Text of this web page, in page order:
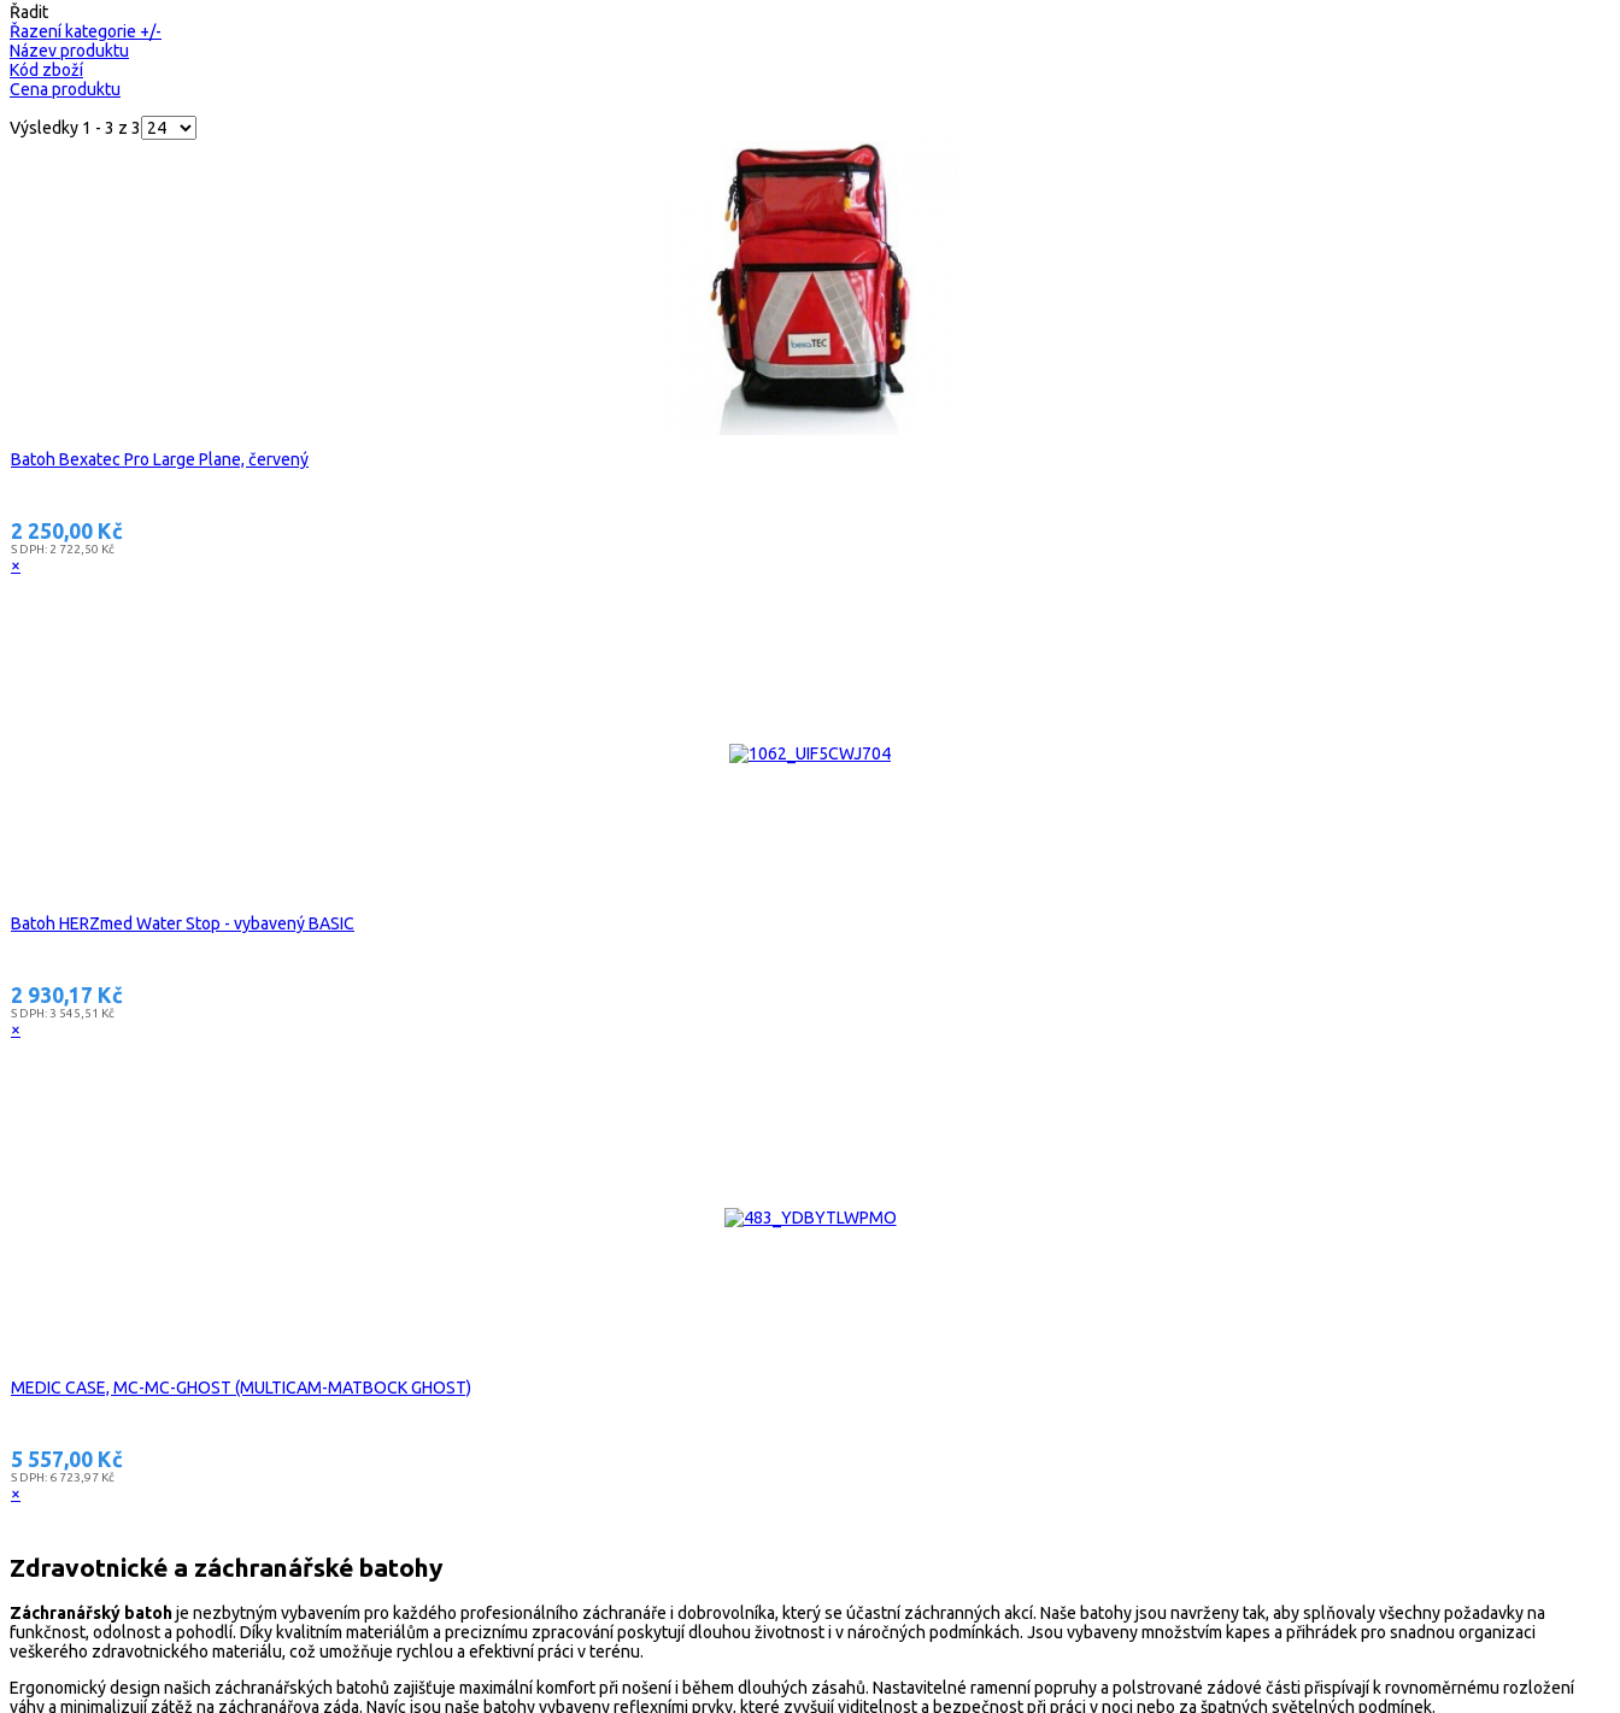
Řadit
Řazení kategorie +/-
Název produktu
Kód zboží
Cena produktu
Výsledky 1 - 3 z 3
Batoh Bexatec Pro Large Plane, červený
S DPH: 2 722,50 Kč
2 250,00 Kč
×
Batoh HERZmed Water Stop - vybavený BASIC
S DPH: 3 545,51 Kč
2 930,17 Kč
×
MEDIC CASE, MC-MC-GHOST (MULTICAM-MATBOCK GHOST)
S DPH: 6 723,97 Kč
5 557,00 Kč
×
Zdravotnické a záchranářské batohy
Záchranářský batohje nezbytným vybavením pro každého profesionálního záchranáře i dobrovolníka, který se účastní záchranných akcí. Naše batohy jsou navrženy tak, aby splňovaly všechny požadavky na
funkčnost, odolnost a pohodlí. Díky kvalitním materiálům a preciznímu zpracování poskytují dlouhou životnost i v náročných podmínkách. Jsou vybaveny množstvím kapes a přihrádek pro snadnou organizaci
veškerého zdravotnického materiálu, což umožňuje rychlou a efektivní práci v terénu.
Ergonomický design našich záchranářských batohů zajišťuje maximální komfort při nošení i během dlouhých zásahů. Nastavitelné ramenní popruhy a polstrované zádové části přispívají k rovnoměrnému rozložení
váhy a minimalizují zátěž na záchranářova záda. Navíc jsou naše batohy vybaveny reflexními prvky, které zvyšují viditelnost a bezpečnost při práci v noci nebo za špatných světelných podmínek.